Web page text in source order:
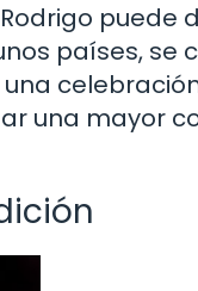
puede
países, se
una mayor